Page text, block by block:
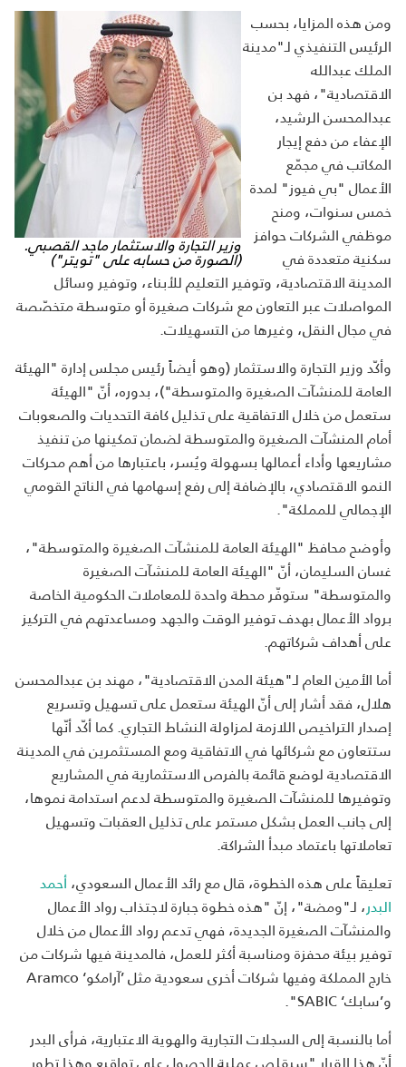
وزير التجارة والاستثمار ماجد القصبي.
(الصورة من حسابه على "تويتر")
ومن هذه المزايا، بحسب
الرئيس التنفيذي لـ"مدينة
الملك عبدالله
الاقتصادية"، فهد بن
عبدالمحسن الرشيد،
الإعفاء من دفع إيجار
المكاتب في مجمّع
الأعمال "بي فيوز" لمدة
خمس سنوات، ومنح
موظفي الشركات حوافز
سكنية متعددة في
المدينة الاقتصادية، وتوفير التعليم للأبناء، وتوفير وسائل
المواصلات عبر التعاون مع شركات صغيرة أو متوسطة متخصّصة
في مجال النقل، وغيرها من التسهيلات.
وأكّد وزير التجارة والاستثمار (وهو أيضاً رئيس مجلس إدارة "الهيئة
العامة للمنشآت الصغيرة والمتوسطة")، بدوره، أنّ "الهيئة
ستعمل من خلال الاتفاقية على تذليل كافة التحديات والصعوبات
أمام المنشآت الصغيرة والمتوسطة لضمان تمكينها من تنفيذ
مشاريعها وأداء أعمالها بسهولة ويُسر، باعتبارها من أهم محركات
النمو الاقتصادي، بالإضافة إلى رفع إسهامها في الناتج القومي
الإجمالي للمملكة".
وأوضح محافظ "الهيئة العامة للمنشآت الصغيرة والمتوسطة"،
غسان السليمان، أنّ "الهيئة العامة للمنشآت الصغيرة
والمتوسطة" ستوفّر محطة واحدة للمعاملات الحكومية الخاصة
برواد الأعمال بهدف توفير الوقت والجهد ومساعدتهم في التركيز
على أهداف شركاتهم.
أما الأمين العام لـ"هيئة المدن الاقتصادية"، مهند بن عبدالمحسن
هلال، فقد أشار إلى أنّ الهيئة ستعمل على تسهيل وتسريع
إصدار التراخيص اللازمة لمزاولة النشاط التجاري. كما أكّد أنّها
ستتعاون مع شركائها في الاتفاقية ومع المستثمرين في المدينة
الاقتصادية لوضع قائمة بالفرص الاستثمارية في المشاريع
وتوفيرها للمنشآت الصغيرة والمتوسطة لدعم استدامة نموها،
إلى جانب العمل بشكل مستمر على تذليل العقبات وتسهيل
تعاملاتها باعتماد مبدأ الشراكة.
تعليقاً على هذه الخطوة، قال مع رائد الأعمال السعودي،أحمد
البدر، لـ"ومضة"، إنّ "هذه خطوة جبارة لاجتذاب رواد الأعمال
والمنشآت الصغيرة الجديدة، فهي تدعم رواد الأعمال من خلال
توفير بيئة محفزة ومناسبة أكثر للعمل، فالمدينة فيها شركات من
خارج المملكة وفيها شركات أخرى سعودية مثل ’آرامكو‘ Aramco
و’سابك‘ SABIC".
أما بالنسبة إلى السجلات التجارية والهوية الاعتبارية، فرأى البدر